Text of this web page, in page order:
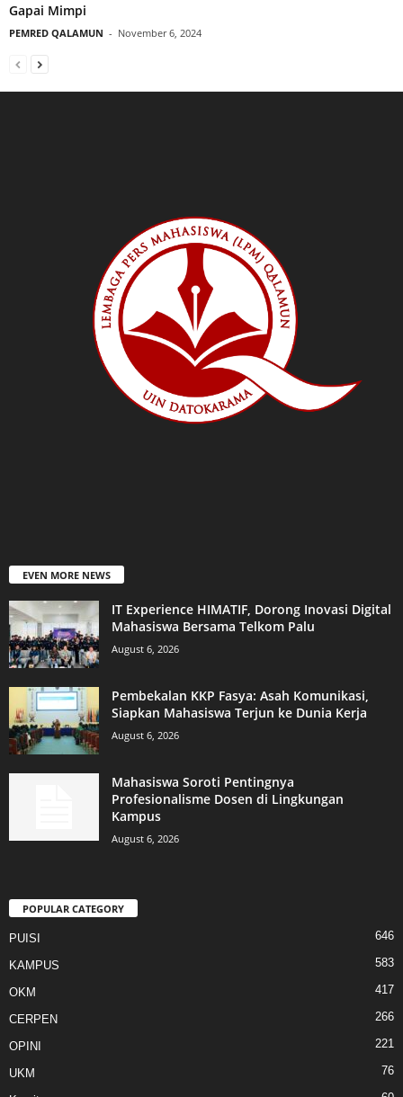
Gapai Mimpi
PEMRED QALAMUN - November 6, 2024
EVEN MORE NEWS
IT Experience HIMATIF, Dorong Inovasi Digital
Mahasiswa Bersama Telkom Palu
August 6, 2026
Pembekalan KKP Fasya: Asah Komunikasi,
Siapkan Mahasiswa Terjun ke Dunia Kerja
August 6, 2026
Mahasiswa Soroti Pentingnya
Profesionalisme Dosen di Lingkungan
Kampus
August 6, 2026
POPULAR CATEGORY
PUISI 646
KAMPUS 583
OKM 417
CERPEN 266
OPINI 221
UKM 76